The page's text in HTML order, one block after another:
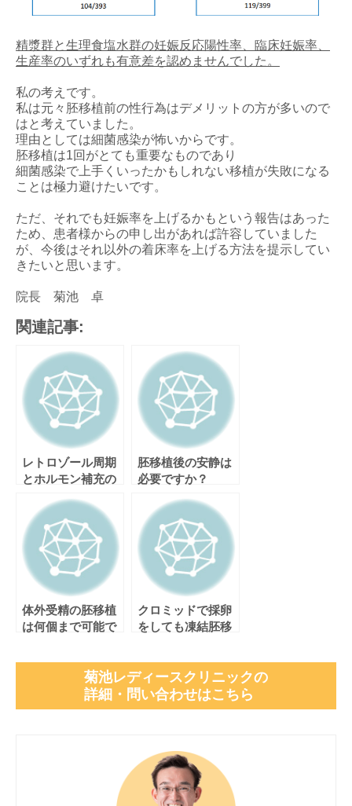
精漿群と生理食塩水群の妊娠反応陽性率、臨床妊娠率、
生産率のいずれも有意差を認めませんでした。
私の考えです。
私は元々胚移植前の性行為はデメリットの方が多いので
はと考えていました。
理由としては細菌感染が怖いからです。
胚移植は1回がとても重要なものであり
細菌感染で上手くいったかもしれない移植が失敗になる
ことは極力避けたいです。
ただ、それでも妊娠率を上げるかもという報告はあった
ため、患者様からの申し出があれば許容していました
が、今後はそれ以外の着床率を上げる方法を提示してい
きたいと思います。
院長 菊池 卓
関連記事:
レトロゾール周期
とホルモン補充の
胚移植後の安静は
必要ですか？
体外受精の胚移植
は何個まで可能で
3個まで？～
クロミッドで採卵
をしても凍結胚移
らない
菊池レディースクリニックの
詳細・問い合わせはこちら